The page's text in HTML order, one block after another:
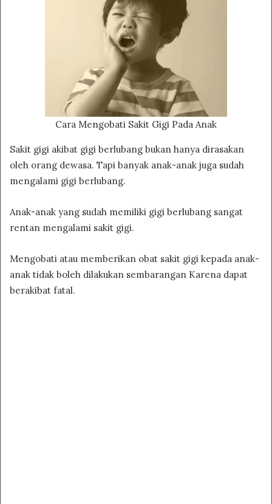
Cara Mengobati Sakit Gigi Pada Anak
Sakit gigi akibat gigi berlubang bukan hanya dirasakan
oleh orang dewasa. Tapi banyak anak-anak juga sudah
mengalami gigi berlubang.
Anak-anak yang sudah memiliki gigi berlubang sangat
rentan mengalami sakit gigi.
Mengobati atau memberikan obat sakit gigi kepada anak-
anak tidak boleh dilakukan sembarangan Karena dapat
berakibat fatal.